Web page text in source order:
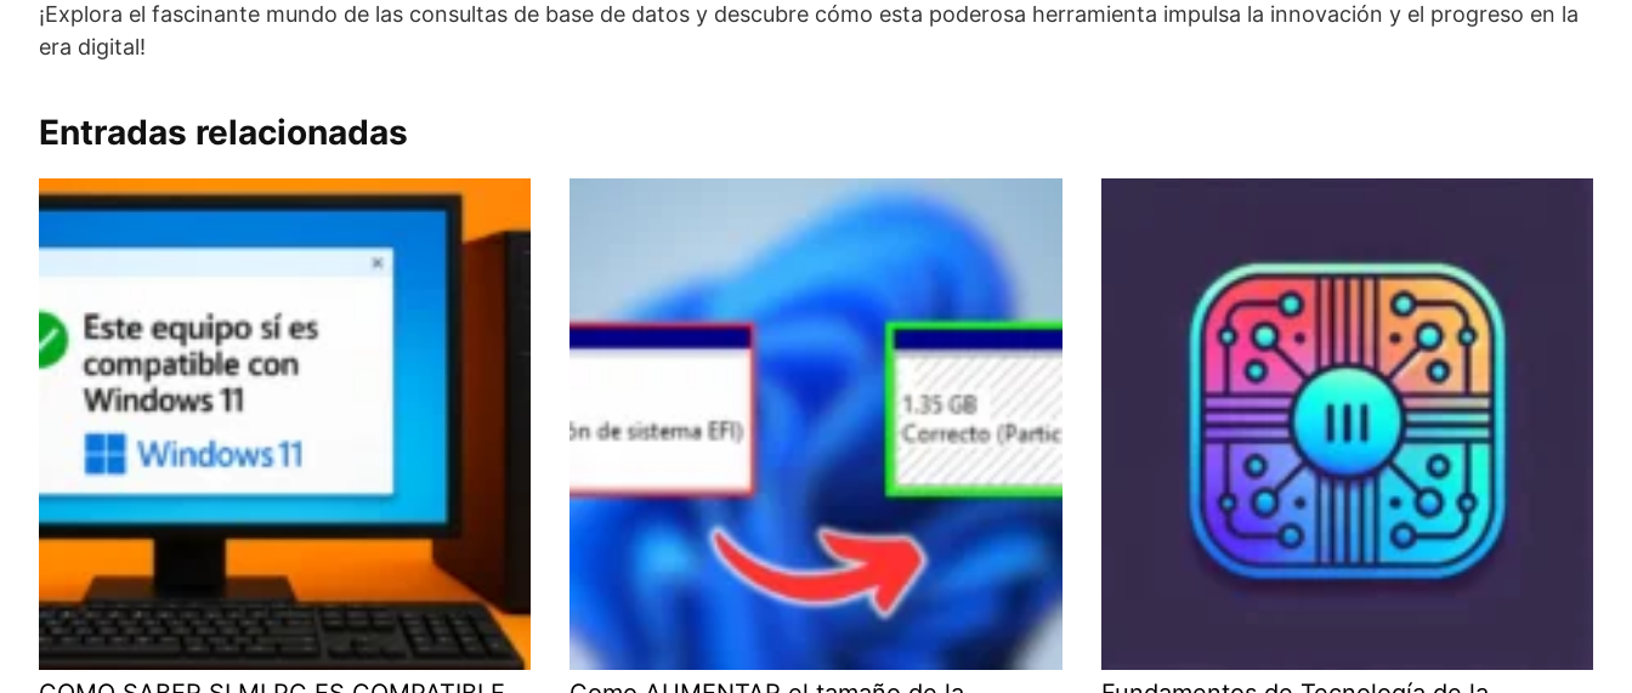
¡Explora el fascinante mundo de las consultas de base de datos y descubre cómo esta poderosa herramienta impulsa la innovación y el progreso en la
era digital!
Entradas relacionadas